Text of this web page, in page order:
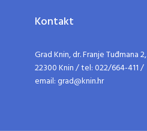
Kontakt
Grad Knin, dr. Franje Tuđmana 2,
22300 Knin / tel: 022/664-411 /
email: grad@knin.hr